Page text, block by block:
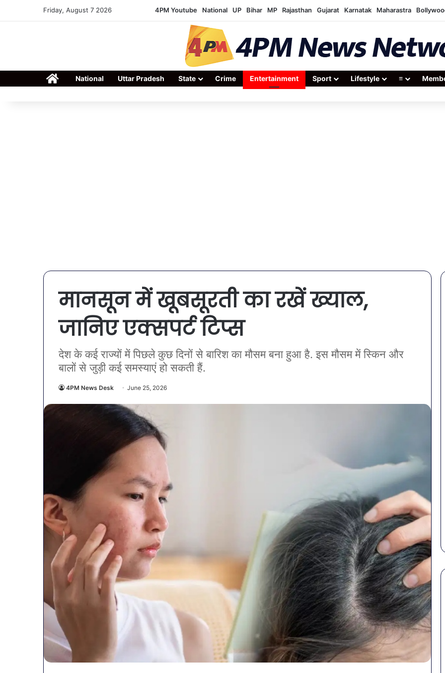
Friday, August 7 2026 4PM Youtube National UP Bihar MP Rajasthan Gujarat Karnatak Maharastra
HomeNational Uttar Pradesh State Crime Entertainment Sport Lifestyle ≡
मानसून में खूबसूरती का रखें ख्याल,
जानिए एक्सपर्ट टिप्स
देश के कई राज्यों में पिछले कुछ दिनों से बारिश का मौसम बना हुआ है. इस मौसम में स्किन और
बालों से जुड़ी कई समस्याएं हो सकती हैं.
4PM News Desk June 25, 2026
व्यापारियों
SAS
समस्याओं
बचना
है?
सावधान!
बोतलबंद
पानी
खतरनाक